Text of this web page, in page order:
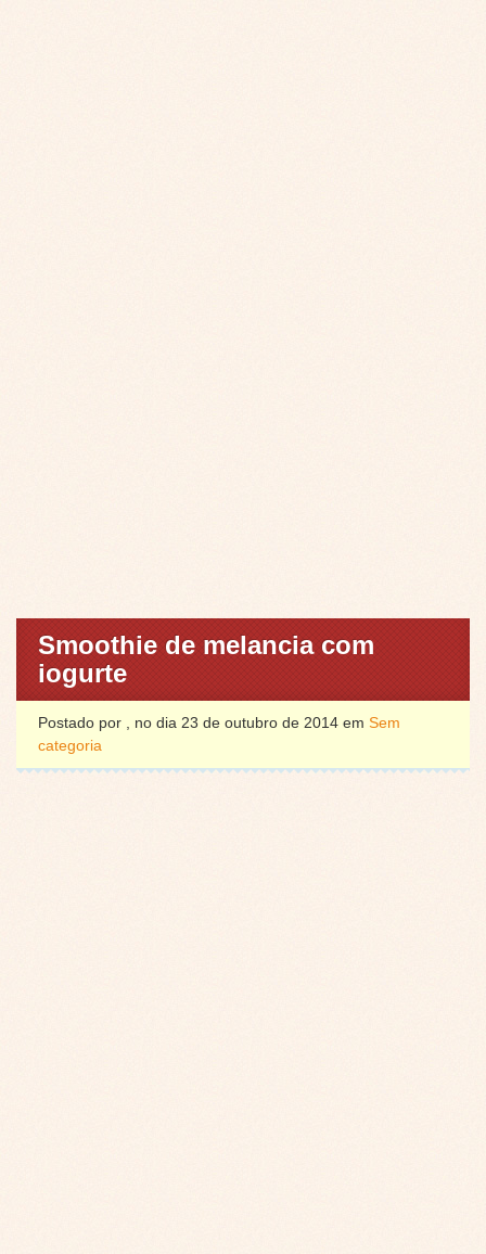
Smoothie de melancia com
iogurte
Postado por , no dia 23 de outubro de 2014 em Sem
categoria